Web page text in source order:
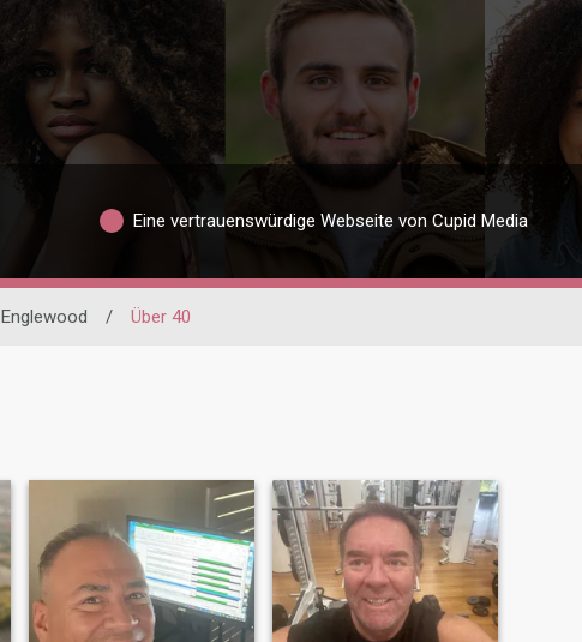
Eine vertrauenswürdige Webseite von Cupid Media
Englewood / Über 40